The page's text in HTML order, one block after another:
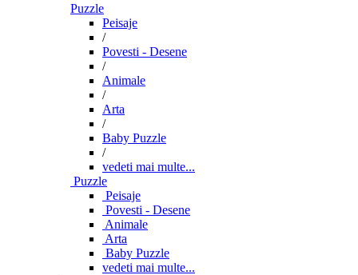
Puzzle
Peisaje
/
Povesti - Desene
/
Animale
/
Arta
/
Baby Puzzle
/
vedeti mai multe...
Puzzle
Peisaje
Povesti - Desene
Animale
Arta
Baby Puzzle
vedeti mai multe...